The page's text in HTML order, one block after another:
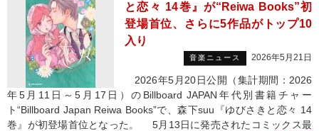
と恋々 14巻』が“Reiwa Books”初
登場首位、さらに5作品がトップ10
入り
音楽ニュース 2026年5月21日
2026年5月20日公開（集計期間：2026
年5月11日～5月17日）のBillboard JAPAN年代別書籍チャー
ト“Billboard Japan Reiwa Books”で、森下suu『ゆびさきと恋々 14
巻』が初登場首位となった。 5月13日に発売されたコミックス最